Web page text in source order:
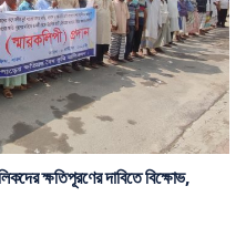
ক্ষতিপূরণের দাবিতে বিক্ষোভ,